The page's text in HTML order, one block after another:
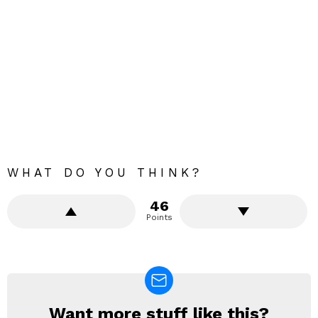
WHAT DO YOU THINK?
46
Points
NEWSLETTER
Want more stuff like this?